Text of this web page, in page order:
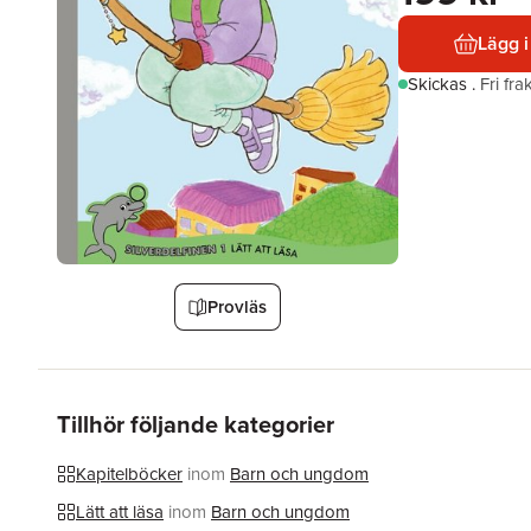
Provläs
Lägg
Skickas . Fri
Tillhör följande kategorier
Kapitelböcker inom Barn och ungdom
Lätt att läsa inom Barn och ungdom